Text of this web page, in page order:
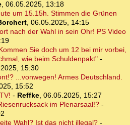
, 06.05.2025, 13:18
um 15.15h. Stimmen die Grünen
, 06.05.2025, 14:15
nach der Wahl in sein Ohr! PS Video
Sie doch um 12 bei mir vorbei,
wie beim Schuldenpakt" -
15:30
...vonwegen! Armes Deutschland.
15:52
- Reffke, 06.05.2025, 15:27
im Plenarsaal!?-
Wahl? Ist das nicht illegal?-